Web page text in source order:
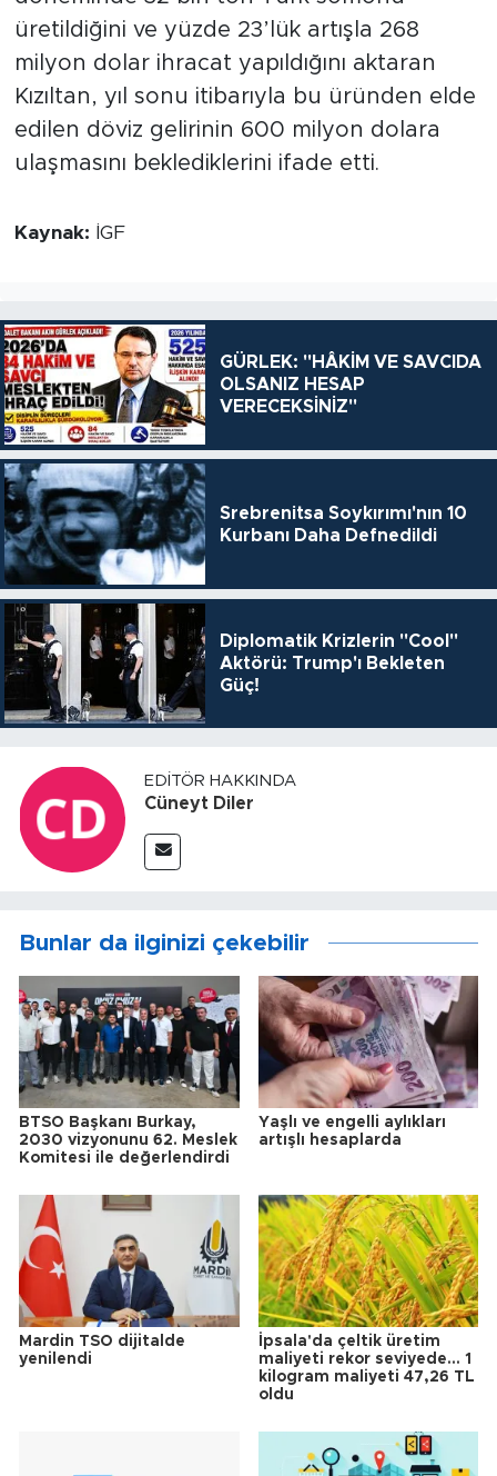
üretildiğini ve yüzde 23’lük artışla 268
milyon dolar ihracat yapıldığını aktaran
Kızıltan, yıl sonu itibarıyla bu üründen elde
edilen döviz gelirinin 600 milyon dolara
ulaşmasını beklediklerini ifade etti.
Kaynak: İGF
GÜRLEK: "HÂKİM VE SAVCIDA
OLSANIZ HESAP
VERECEKSİNİZ"
Srebrenitsa Soykırımı'nın 10
Kurbanı Daha Defnedildi
Diplomatik Krizlerin "Cool"
Aktörü: Trump'ı Bekleten
Güç!
EDITÖR HAKKINDA
Cüneyt Diler
Bunlar da ilginizi çekebilir
BTSO Başkanı Burkay,
2030 vizyonunu 62. Meslek
Komitesi ile değerlendirdi
Yaşlı ve engelli aylıkları
artışlı hesaplarda
Mardin TSO dijitalde
yenilendi
İpsala'da çeltik üretim
maliyeti rekor seviyede... 1
kilogram maliyeti 47,26 TL
oldu